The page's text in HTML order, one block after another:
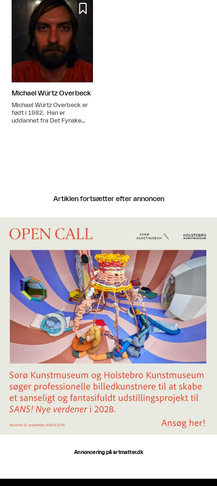

Michael Würtz Overbeck
Michael Würtz Overbeck er
født i 1982. Han er
uddannet fra Det Fynske
Artiklen fortsætter efter annoncen
Annoncering på artmatter.dk